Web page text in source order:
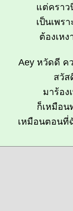
แต่คราว
เป็นเพร
ต้องเห
Aey หวัดดี ค
สวัส
มาร้อง
ก็เหมือน
เหมือนตอนที่